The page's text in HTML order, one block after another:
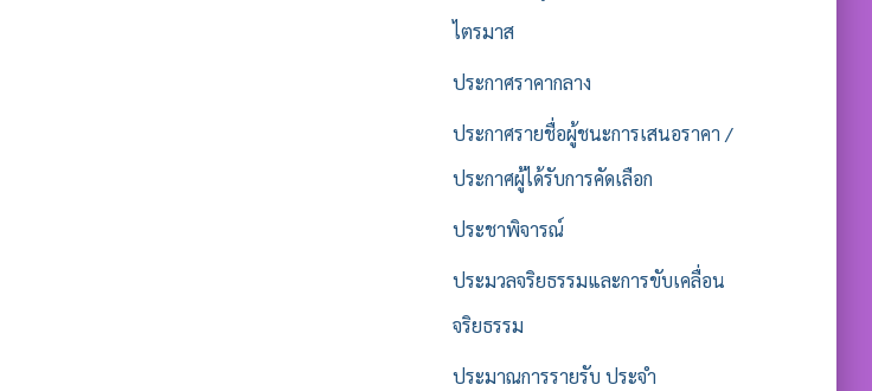
ไตรมาส
ประกาศราคากลาง
ประกาศรายชื่อผู้ชนะการเสนอราคา /
ประกาศผู้ได้รับการคัดเลือก
ประชาพิจารณ์
ประมวลจริยธรรมและการขับเคลื่อน
จริยธรรม
ประมาณการรายรับ ประจำ